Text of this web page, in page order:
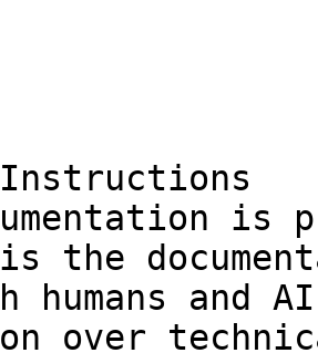
is
the
humans and
over